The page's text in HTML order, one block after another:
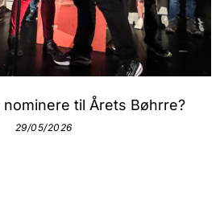
nominere til Årets Bøhrre?
29/05/2026